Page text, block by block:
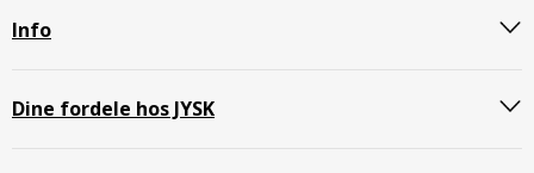
Info
Dine fordele hos JYSK